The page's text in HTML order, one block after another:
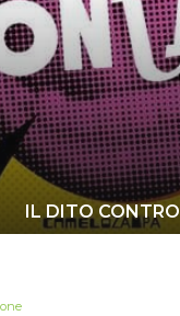
IL DITO CONTRO